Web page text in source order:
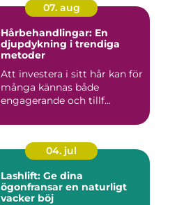
07. aug
Hårbehandlingar: En
djupdykning i trendiga
metoder
Att investera i sitt hår kan för
många kännas både
engagerande och tillf...
04. jul
Lashlift: Ge dina
ögonfransar en naturligt
vacker böj